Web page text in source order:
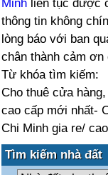
Minh liên tục được
thông tin không
lòng báo với ban
chân thành cảm ơn
Từ khóa tìm kiếm:
Cho thuê cửa
cao cấp mới nhất-
Chi Minh gia re/
Tìm kiếm nhà đất